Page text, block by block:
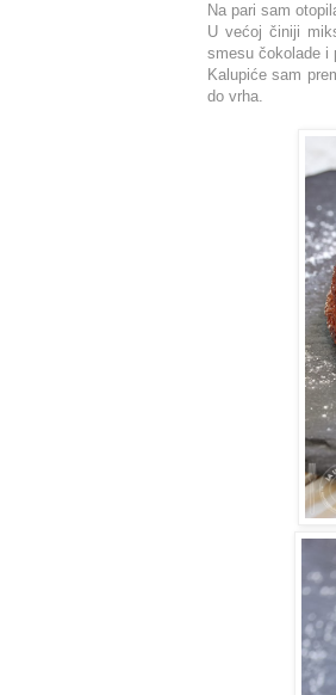
Na pari sam
U većoj činiji
smesu čokolade i
Kalupiće sam
do vrha.